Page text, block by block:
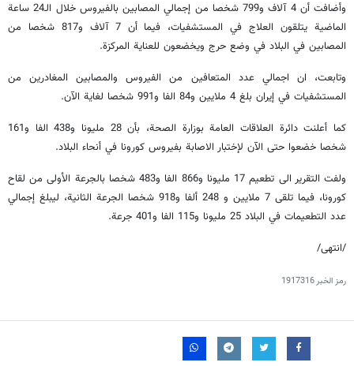
وأضافت أن 4 آلاف و799 شخصا من إجمالي المصابين بالفيروس خلال الـ24 ساعة
الماضية يتلقون العلاج في المستشفيات، فيما أن 7 آلاف و817 شخصا من
المصابين في البلاد في وضع حرج ويخضعون للعناية المركزة.
وتابعت، ان اجمالي عدد المتعافين من الفيروس والمصابين المغادرين من
المستشفيات في إيران بلغ 4 ملايين و84 الفا و991 شخصا لغاية الآن.
كما أعلنت دائرة العلاقات العامة بوزارة الصحة، بأن 28 مليونا و438 الفا و161
شخصا خضعوا حتى الآن لإختبار الاصابة بفیروس كورونا في أنحاء البلاد.
ولفت التقرير الى تطعيم 17 مليونا و866 الفا و483 شخصا بالجرعة الأولى من لقاح
كورونا، فيما تلقى 7 ملايين و 248 ألفا و918 شخصا الجرعة الثانية، ليبلغ إجمالي
عدد التطعيمات في البلاد 25 مليونا و115 الفا و401 جرعة.
/انتهى/
رمز الخبر1917316